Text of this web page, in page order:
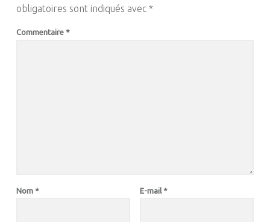
obligatoires sont indiqués avec *
Commentaire *
Nom * E-mail *